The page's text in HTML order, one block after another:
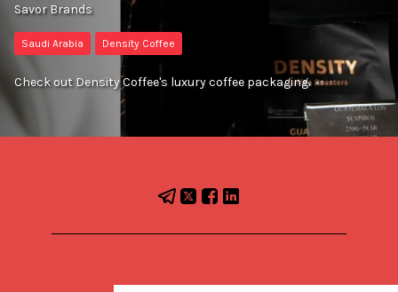
Savor Brands
Saudi Arabia Density Coffee
Check out Density Coffee's luxury coffee packaging.